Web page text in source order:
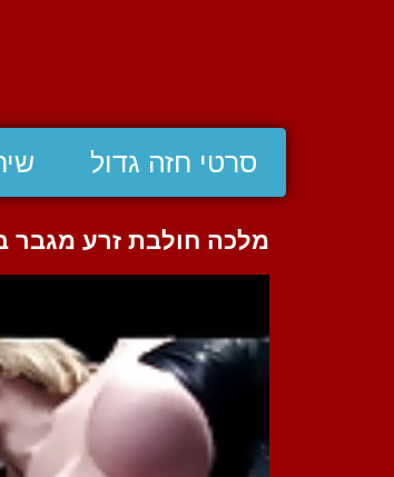
סרטי חזה גדול
מלכה חולבת זרע מגבר